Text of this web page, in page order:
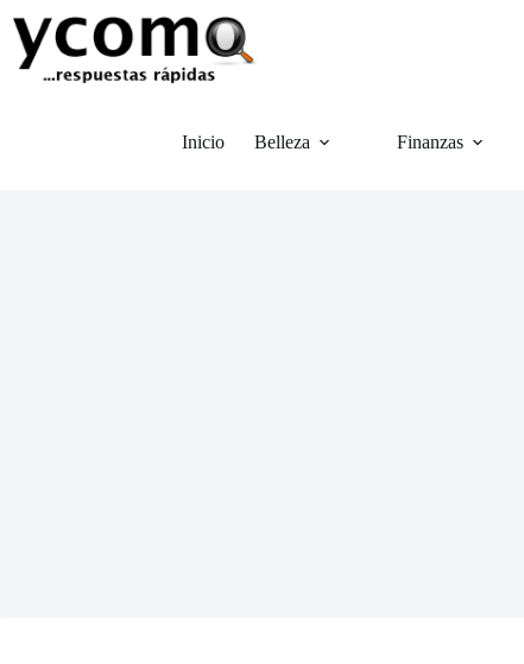
contenido
Inicio Belleza Finanzas